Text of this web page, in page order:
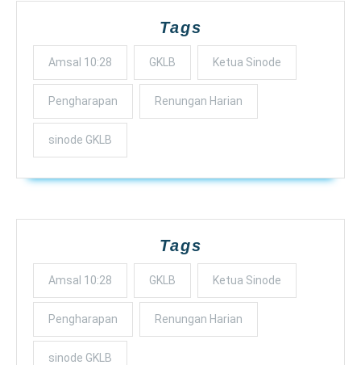
Tags
Amsal 10:28 GKLB Ketua Sinode
Pengharapan Renungan Harian
sinode GKLB
Tags
Amsal 10:28 GKLB Ketua Sinode
Pengharapan Renungan Harian
sinode GKLB